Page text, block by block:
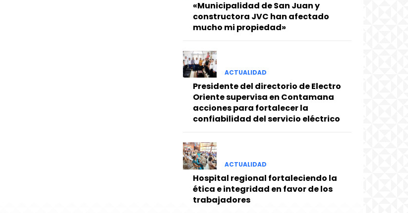
«Municipalidad de San Juan y
constructora JVC han afectado
mucho mi propiedad»
ACTUALIDAD
Presidente del directorio de Electro
Oriente supervisa en Contamana
acciones para fortalecer la
confiabilidad del servicio eléctrico
ACTUALIDAD
Hospital regional fortaleciendo la
ética e integridad en favor de los
trabajadores